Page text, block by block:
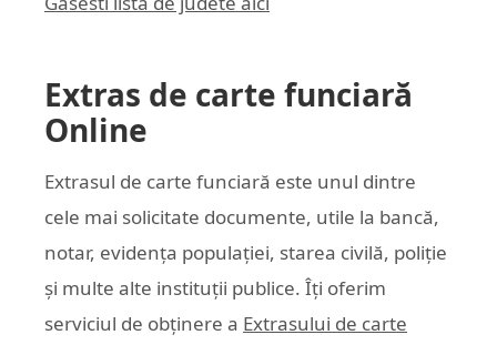
Extras de carte funciară
Online
Extrasul de carte funciară este unul dintre
cele mai solicitate documente, utile la bancă,
notar, evidența populației, starea civilă, poliție
și multe alte instituții publice. Îți oferim
serviciul de obținere a Extrasului de carte